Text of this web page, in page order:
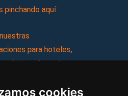
cookies
pinchando aquí
para hoteles,
hostales,
más!